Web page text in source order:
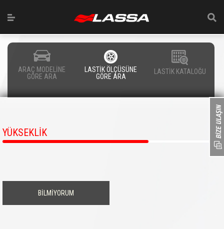
ARAÇ MODELİNE
GÖRE ARA
LASTİK ÖLÇÜSÜNE
GÖRE ARA
LASTİK KATALOĞU
YÜKSEKLİK
BİLMİYORUM